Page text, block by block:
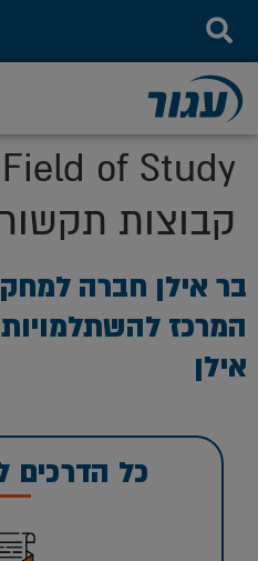
Field of Study:
קבוצות
בר אילן חברה
המרכז
אילן
כל הדרכים